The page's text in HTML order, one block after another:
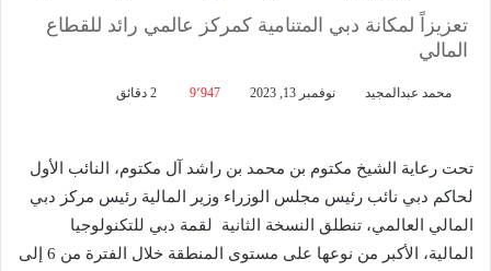
تعزيزاً لمكانة دبي المتنامية كمركز عالمي رائد للقطاع
المالي
محمد عبدالمجيد نوفمبر 13, 2023 9٬947
تحت رعاية الشيخ مكتوم بن محمد بن راشد آل مكتوم، النائب الأول
لحاكم دبي نائب رئيس مجلس الوزراء وزير المالية رئيس مركز دبي
المالي العالمي، تنطلق النسخة الثانية لقمة دبي للتكنولوجيا
المالية، الأكبر من نوعها على مستوى المنطقة خلال الفترة من 6 إلى